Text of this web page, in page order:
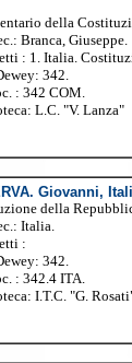
della
Branca, Giuseppe.
: 1. Italia.
342.
: 342 COM.
L.C. "V. Lanza"
Giovanni,
della
Italia.
:
342.
: 342.4 ITA.
I.T.C. "G.